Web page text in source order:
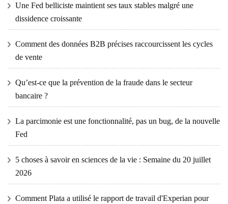
Une Fed belliciste maintient ses taux stables malgré une
dissidence croissante
Comment des données B2B précises raccourcissent les cycles
de vente
Qu’est-ce que la prévention de la fraude dans le secteur
bancaire ?
La parcimonie est une fonctionnalité, pas un bug, de la nouvelle
Fed
5 choses à savoir en sciences de la vie : Semaine du 20 juillet
2026
Comment Plata a utilisé le rapport de travail d'Experian pour